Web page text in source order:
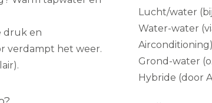
druk en
verdampt het weer.
Lucht/water
Water-water
Airconditioning)
Grond-water
Hybride (door